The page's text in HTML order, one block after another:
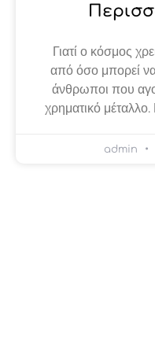
Γιατί ο κόσμος
από όσο μπορεί
άνθρωποι που
χρηματικό μέταλλο.
admin